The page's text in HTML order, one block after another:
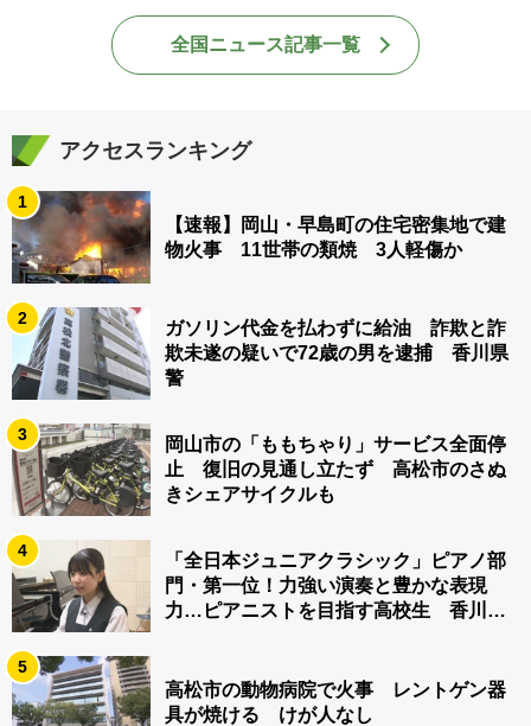
全国ニュース記事一覧
アクセスランキング
1
【速報】岡山・早島町の住宅密集地で建
物火事 11世帯の類焼 3人軽傷か
2
ガソリン代金を払わずに給油 詐欺と詐
欺未遂の疑いで72歳の男を逮捕 香川県
警
3
岡山市の「ももちゃり」サービス全面停
止 復旧の見通し立たず 高松市のさぬ
きシェアサイクルも
4
「全日本ジュニアクラシック」ピアノ部
門・第一位！力強い演奏と豊かな表現
力…ピアニストを目指す高校生 香川
5
高松市の動物病院で火事 レントゲン器
具が焼ける けが人なし